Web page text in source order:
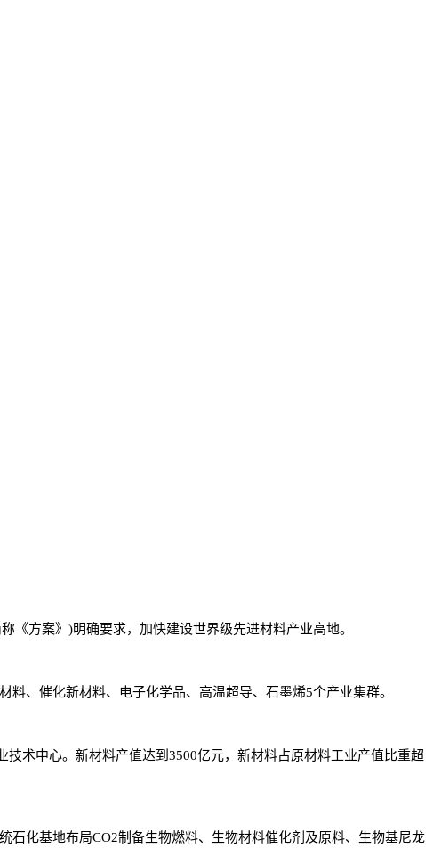
《方案》)明确要求，加快建设世界级先进材料产业高地。
、催化新材料、电子化学品、高温超导、石墨烯5个产业集群。
术中心。新材料产值达到3500亿元，新材料占原材料工业产值比重超
石化基地布局CO2制备生物燃料、生物材料催化剂及原料、生物基尼龙